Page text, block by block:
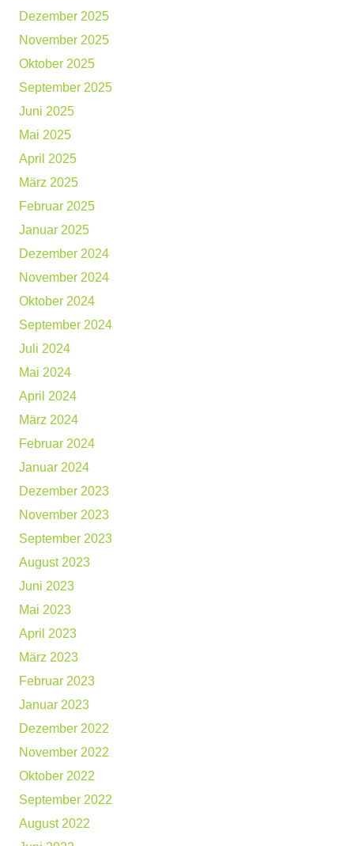
Dezember 2025
November 2025
Oktober 2025
September 2025
Juni 2025
Mai 2025
April 2025
März 2025
Februar 2025
Januar 2025
Dezember 2024
November 2024
Oktober 2024
September 2024
Juli 2024
Mai 2024
April 2024
März 2024
Februar 2024
Januar 2024
Dezember 2023
November 2023
September 2023
August 2023
Juni 2023
Mai 2023
April 2023
März 2023
Februar 2023
Januar 2023
Dezember 2022
November 2022
Oktober 2022
September 2022
August 2022